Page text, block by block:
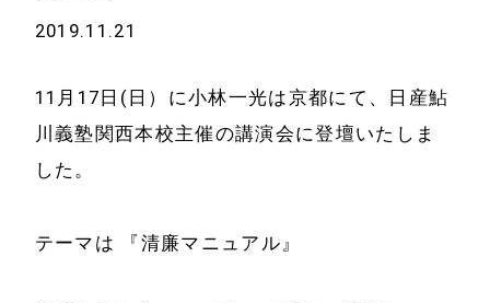
ホーム
代表プロフィール
会社情報
経営理念
特定商取引法に基
2019.11.21
11月17日(日）に小林一光は京都にて、日産鮎
川義塾関西本校主催の講演会に登壇いたしま
した。
テーマは 『清廉マニュアル』